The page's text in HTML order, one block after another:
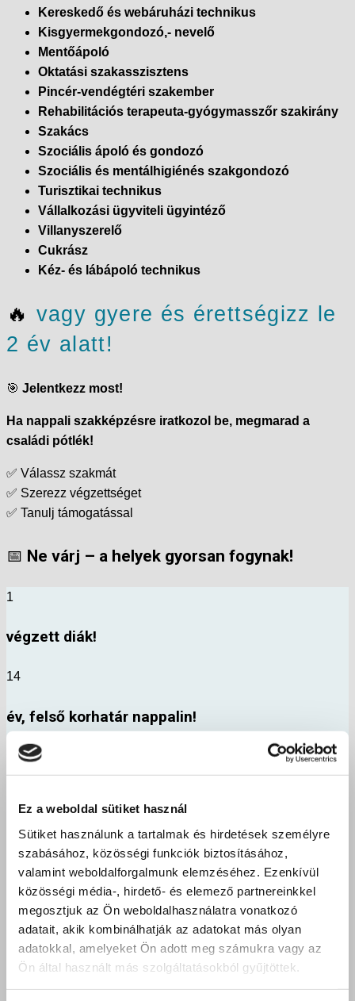
Ez a weboldal sütiket használ
Sütiket használunk a tartalmak és hirdetések személyre
szabásához, közösségi funkciók biztosításához,
valamint weboldalforgalmunk elemzéséhez. Ezenkívül
közösségi média-, hirdető- és elemező partnereinkkel
megosztjuk az Ön weboldalhasználatra vonatkozó
adatait, akik kombinálhatják az adatokat más olyan
adatokkal, amelyeket Ön adott meg számukra vagy az
Ön által használt más szolgáltatásokból gyűjtöttek.
Kereskedő és webáruházi technikus
Kisgyermekgondozó,- nevelő
Mentőápoló
Oktatási szakasszisztens
Pincér-vendégtéri szakember
Rehabilitációs terapeuta-gyógymasszőr szakirány
Szakács
Szociális ápoló és gondozó
Szociális és mentálhigiénés szakgondozó
Turisztikai technikus
Vállalkozási ügyviteli ügyintéző
Villanyszerelő
Cukrász
Kéz- és lábápoló technikus
🔥 vagy gyere és érettségizz le
2 év alatt!
🎯 Jelentkezz most!
Ha nappali szakképzésre iratkozol be, megmarad a
családi pótlék!
✅ Válassz szakmát
✅ Szerezz végzettséget
✅ Tanulj támogatással
📅 Ne várj – a helyek gyorsan fogynak!
1
végzett diák!
14
év, felső korhatár nappalin!
9999
Tandíj: NINCS!
NAPPALI
nappali tagozat fiataloknak
beiratkozás 25 éves korig
FELNŐTKÉPZÉS